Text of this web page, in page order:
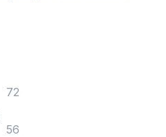
Длина по полочке	55	55	56	56